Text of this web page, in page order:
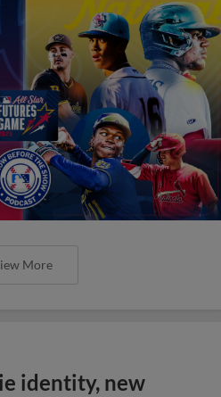
More
identity, new